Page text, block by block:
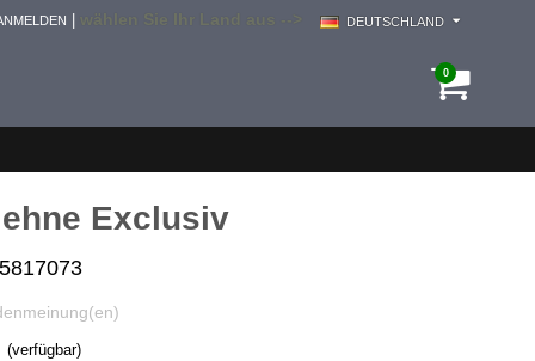
DEUTSCHLAND
0
Exclusiv
(verfügbar)